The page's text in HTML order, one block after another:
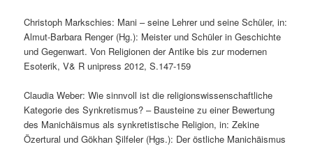
Christoph Markschies: Mani – seine Lehrer und seine Schüler, in:
Almut-Barbara Renger (Hg.): Meister und Schüler in Geschichte
und Gegenwart. Von Religionen der Antike bis zur modernen
Esoterik, V& R unipress 2012, S.147-159
Claudia Weber: Wie sinnvoll ist die religionswissenschaftliche
Kategorie des Synkretismus? – Bausteine zu einer Bewertung
des Manichäismus als synkretistische Religion, in: Zekine
Özertural und Gökhan Şilfeler (Hgs.): Der östliche Manichäismus